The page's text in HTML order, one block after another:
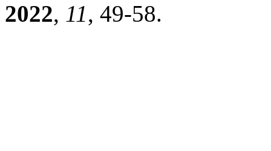
2022, 11, 49-58.